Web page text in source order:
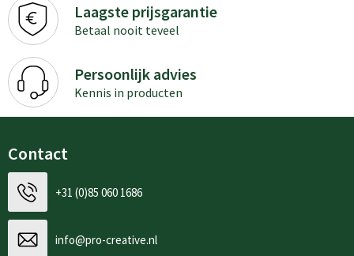
Laagste prijsgarantie
Betaal nooit teveel
Persoonlijk advies
Kennis in producten
Contact
+31 (0)85 060 1686
info@pro-creative.nl